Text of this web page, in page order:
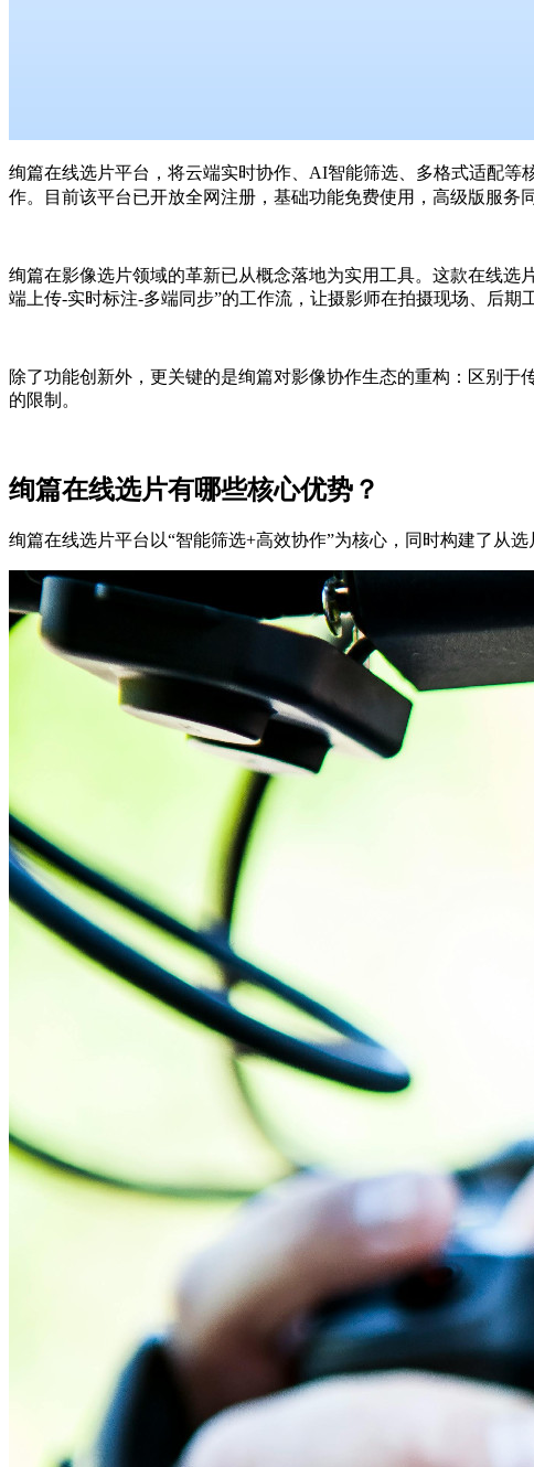
绚篇在线选片平台，将云端实时协作、AI智能筛选、多格式适配
作。
目前该平台已开放全网注册，基础功能免费使用，高级版服务
绚篇在影像选片领域的革新已从概念落地为实用工具。这款在线选
端上传-实时标注-多端同步”的工作流，让摄影师在拍摄现场、后期
除了功能创新外，更关键的是绚篇对影像协作生态的重构：区别
的限制。
绚篇在线选片有哪些核心优势？
绚篇在线选片平台以“智能筛选+高效协作”为核心，同时构建了从